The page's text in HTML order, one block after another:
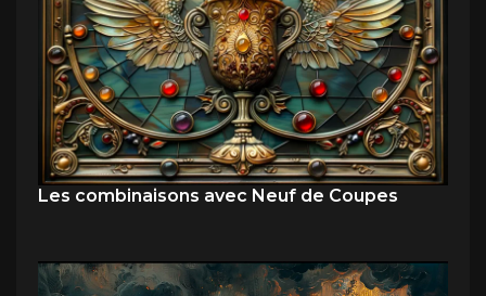
Les combinaisons avec Neuf de Coupes